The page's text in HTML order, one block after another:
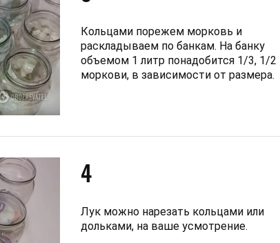
Кольцами порежем морковь и
раскладываем по банкам. На банку
объемом 1 литр понадобится 1/3, 1/2
моркови, в зависимости от размера.
4
Лук можно нарезать кольцами или
дольками, на ваше усмотрение.